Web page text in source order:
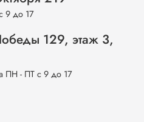
9 до 17
129, этаж 3,
ПН - ПТ с 9 до 17